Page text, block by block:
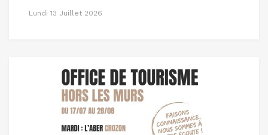
Lundi 13 Juillet 2026